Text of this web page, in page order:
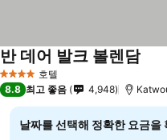
4 성급 호텔
반 데어 발크 볼렌담
8.8 최고 좋음 4,948
날짜를 선택해 정확한 요금을